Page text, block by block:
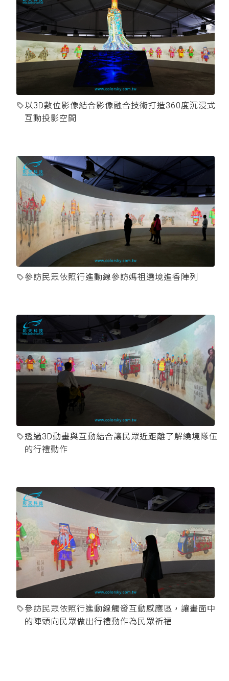
以3D數位影像結合影像融合技術打造360度沉浸式
互動投影空間
參訪民眾依照行進動線參訪媽祖遶境進香陣列
透過3D動畫與互動結合讓民眾近距離了解繞境隊伍
的行禮動作
參訪民眾依照行進動線觸發互動感應區，讓畫面中
的陣頭向民眾做出行禮動作為民眾祈福